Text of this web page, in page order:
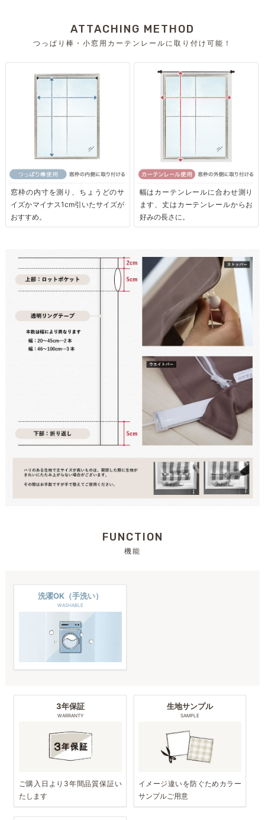
ATTACHING METHOD
つっぱり棒・小窓用カーテンレールに取り付け可能！
窓枠の内寸を測り、ちょうどのサ
イズかマイナス1cm引いたサイズが
おすすめ。
幅はカーテンレールに合わせ測り
ます、丈はカーテンレールからお
好みの長さに。
FUNCTION
機能
洗濯OK（手洗い）
WASHABLE
3年保証
WARRANTY
ご購入日より3年間品質保証い
たします
生地サンプル
SAMPLE
イメージ違いを防ぐためカラー
サンプルご用意